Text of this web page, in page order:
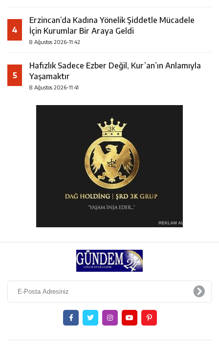
4
Erzincan’da Kadına Yönelik Şiddetle Mücadele
İçin Kurumlar Bir Araya Geldi
8 Ağustos 2026-11:42
5
Hafızlık Sadece Ezber Değil, Kur’an’ın Anlamıyla
Yaşamaktır
8 Ağustos 2026-11:41